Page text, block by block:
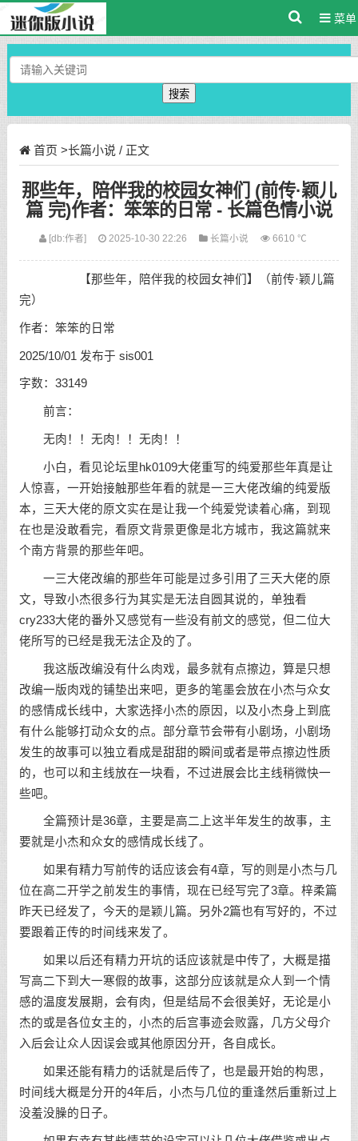
菜单
搜索
首页 >长篇小说 / 正文
那些年，陪伴我的校园女神们 (前传·颖儿
篇 完)作者：笨笨的日常 - 长篇色情小说
[db:作者] 2025-10-30 22:26 长篇小说 6610 ℃
【那些年，陪伴我的校园女神们】（前传·颖儿篇
完）
作者：笨笨的日常
2025/10/01 发布于 sis001
字数：33149
前言：
无肉！！无肉！！无肉！！
小白，看见论坛里hk0109大佬重写的纯爱那些年真是让
人惊喜，一开始接触那些年看的就是一三大佬改编的纯爱版
本，三天大佬的原文实在是让我一个纯爱党读着心痛，到现
在也是没敢看完，看原文背景更像是北方城市，我这篇就来
个南方背景的那些年吧。
一三大佬改编的那些年可能是过多引用了三天大佬的原
文，导致小杰很多行为其实是无法自圆其说的，单独看
cry233大佬的番外又感觉有一些没有前文的感觉，但二位大
佬所写的已经是我无法企及的了。
我这版改编没有什么肉戏，最多就有点擦边，算是只想
改编一版肉戏的铺垫出来吧，更多的笔墨会放在小杰与众女
的感情成长线中，大家选择小杰的原因，以及小杰身上到底
有什么能够打动众女的点。部分章节会带有小剧场，小剧场
发生的故事可以独立看成是甜甜的瞬间或者是带点擦边性质
的，也可以和主线放在一块看，不过进展会比主线稍微快一
些吧。
全篇预计是36章，主要是高二上这半年发生的故事，主
要就是小杰和众女的感情成长线了。
如果有精力写前传的话应该会有4章，写的则是小杰与几
位在高二开学之前发生的事情，现在已经写完了3章。梓柔篇
昨天已经发了，今天的是颖儿篇。另外2篇也有写好的，不过
要跟着正传的时间线来发了。
如果以后还有精力开坑的话应该就是中传了，大概是描
写高二下到大一寒假的故事，这部分应该就是众人到一个情
感的温度发展期，会有肉，但是结局不会很美好，无论是小
杰的或是各位女主的，小杰的后宫事迹会败露，几方父母介
入后会让众人因误会或其他原因分开，各自成长。
如果还能有精力的话就是后传了，也是最开始的构思，
时间线大概是分开的4年后，小杰与几位的重逢然后重新过上
没羞没臊的日子。